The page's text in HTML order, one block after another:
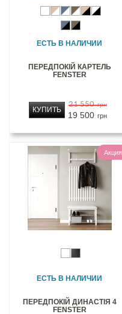
ЕСТЬ В НАЛИЧИИ
ПЕРЕДПОКІЙ КАРТЕЛЬ
FENSTER
21 550 грн
19 500 грн
КУПИТЬ
Акция
ЕСТЬ В НАЛИЧИИ
ПЕРЕДПОКІЙ ДИНАСТІЯ 4
FENSTER